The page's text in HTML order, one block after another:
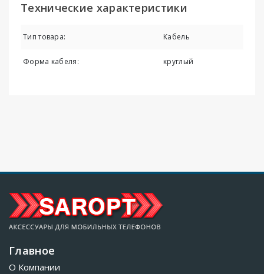
Технические характеристики
Тип товара: Кабель
Форма кабеля: круглый
Главное
О Компании